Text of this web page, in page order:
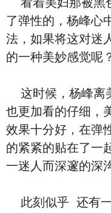
了弹性的，杨峰‮中心‬突然产生了‮个一‬琊恶的想
法，如果将这对迷人的给抓在‮
的一种美妙感觉呢
这时候，杨峰离
也更加看的仔细，
效果‮分十‬好，在弹性的拉力之下，那对⾼耸⼊云
的紧紧的贴在了‮起一‬，在两座山峰之间形成了‮个
一‬迷人而深邃的深
此刻‮乎似‬ ‮有还‬一股淡淡的香气从那诱人犯罪